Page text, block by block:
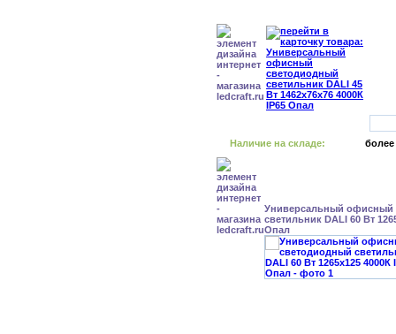
Наличие на складе: более
Универсальный офисный
светильник DALI 60 Вт
Опал